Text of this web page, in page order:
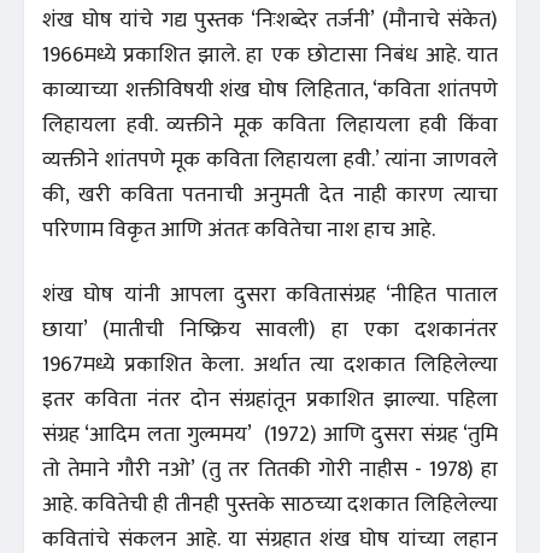
शंख घोष यांचे गद्य पुस्तक ‘निःशब्देर तर्जनी’ (मौनाचे संकेत)
1966मध्ये प्रकाशित झाले. हा एक छोटासा निबंध आहे. यात
काव्याच्या शक्तीविषयी शंख घोष लिहितात, ‘कविता शांतपणे
लिहायला हवी. व्यक्तीने मूक कविता लिहायला हवी किंवा
व्यक्तीने शांतपणे मूक कविता लिहायला हवी.’ त्यांना जाणवले
की, खरी कविता पतनाची अनुमती देत नाही कारण त्याचा
परिणाम विकृत आणि अंततः कवितेचा नाश हाच आहे.
शंख घोष यांनी आपला दुसरा कवितासंग्रह ‘नीहित पाताल
छाया’ (मातीची निष्क्रिय सावली) हा एका दशकानंतर
1967मध्ये प्रकाशित केला. अर्थात त्या दशकात लिहिलेल्या
इतर कविता नंतर दोन संग्रहांतून प्रकाशित झाल्या. पहिला
संग्रह ‘आदिम लता गुल्ममय’ (1972) आणि दुसरा संग्रह ‘तुमि
तो तेमाने गौरी नओ’ (तु तर तितकी गोरी नाहीस - 1978) हा
आहे. कवितेची ही तीनही पुस्तके साठच्या दशकात लिहिलेल्या
कवितांचे संकलन आहे. या संग्रहात शंख घोष यांच्या लहान